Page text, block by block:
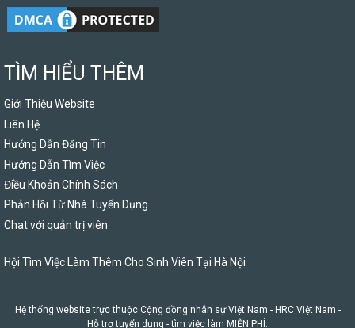
TÌM HIỂU THÊM
Giới Thiệu Website
Liên Hệ
Hướng Dẫn Đăng Tin
Hướng Dẫn Tìm Việc
Điều Khoản Chính Sách
Phản Hồi Từ Nhà Tuyển Dụng
Chat với quản trị viên
Hội Tìm Việc Làm Thêm Cho Sinh Viên Tại Hà Nội
Hệ thống website trực thuộc Cộng đồng nhân sự Việt Nam - HRC Việt Nam -
Hỗ trợ tuyển dụng - tìm việc làm MIỄN PHÍ.